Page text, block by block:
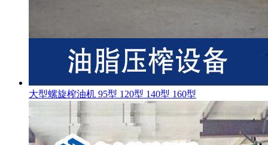
大型螺旋榨油机 95型 120型 140型 160型